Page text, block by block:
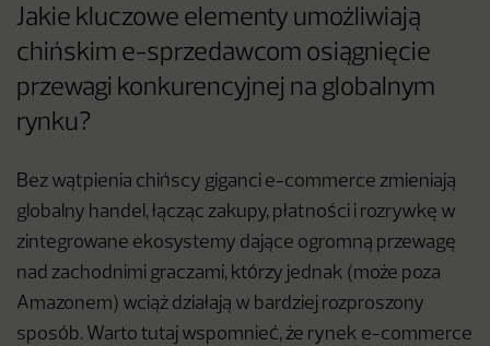
Jakie kluczowe elementy umożliwiają
chińskim e-sprzedawcom osiągnięcie
przewagi konkurencyjnej na globalnym
rynku?
Bez wątpienia chińscy giganci e-commerce zmieniają
globalny handel, łącząc zakupy, płatności i rozrywkę w
zintegrowane ekosystemy dające ogromną przewagę
nad zachodnimi graczami, którzy jednak (może poza
Amazonem) wciąż działają w bardziej rozproszony
sposób. Warto tutaj wspomnieć, że rynek e-commerce